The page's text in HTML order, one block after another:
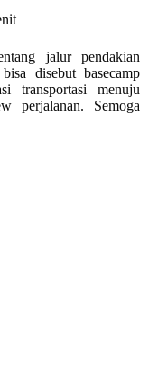
jalur pendakian
disebut basecamp
transportasi menuju
perjalanan. Semoga